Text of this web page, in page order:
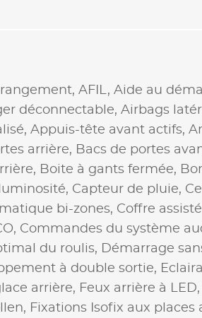
AFIL, Aide au
déconnectable, Airbags
Appuis-tête avant actifs,
arrière, Bacs de portes
Boite à gants fermée,
Capteur de pluie,
bi-zones, Coffre
Commandes du système
du roulis, Démarrage
à double sortie,
arrière, Feux arrière à LED,
Fixations Isofix aux places